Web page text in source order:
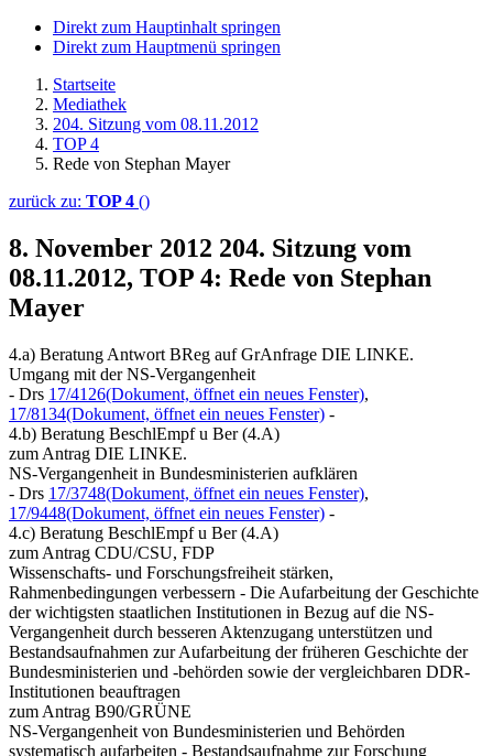
Direkt zum Hauptinhalt springen
Direkt zum Hauptmenü springen
Startseite
Mediathek
204. Sitzung vom 08.11.2012
TOP 4
Rede von Stephan Mayer
zurück zu: TOP 4 ()
8. November 2012 204. Sitzung vom
08.11.2012, TOP 4: Rede von Stephan
Mayer
4.a) Beratung Antwort BReg auf GrAnfrage DIE LINKE.
Umgang mit der NS-Vergangenheit
- Drs 17/4126(Dokument, öffnet ein neues Fenster),
17/8134(Dokument, öffnet ein neues Fenster) -
4.b) Beratung BeschlEmpf u Ber (4.A)
zum Antrag DIE LINKE.
NS-Vergangenheit in Bundesministerien aufklären
- Drs 17/3748(Dokument, öffnet ein neues Fenster),
17/9448(Dokument, öffnet ein neues Fenster) -
4.c) Beratung BeschlEmpf u Ber (4.A)
zum Antrag CDU/CSU, FDP
Wissenschafts- und Forschungsfreiheit stärken,
Rahmenbedingungen verbessern - Die Aufarbeitung der Geschichte
der wichtigsten staatlichen Institutionen in Bezug auf die NS-
Vergangenheit durch besseren Aktenzugang unterstützen und
Bestandsaufnahmen zur Aufarbeitung der früheren Geschichte der
Bundesministerien und -behörden sowie der vergleichbaren DDR-
Institutionen beauftragen
zum Antrag B90/GRÜNE
NS-Vergangenheit von Bundesministerien und Behörden
systematisch aufarbeiten - Bestandsaufnahme zur Forschung